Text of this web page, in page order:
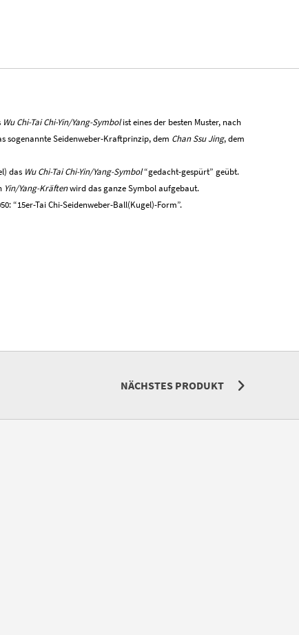
Wu Chi-Tai Chi-Yin/Yang-Symbolist eines der besten Muster, nach
sogenannte Seidenweber-Kraftprinzip, dem Chan Ssu Jing, dem
das Wu Chi-Tai Chi-Yin/Yang-Symbol“gedacht-gespürt” geübt.
Yin/Yang-Kräftenwird das ganze Symbol aufgebaut.
“15er-Tai Chi-Seidenweber-Ball(Kugel)-Form”.
NÄCHSTES PRODUKT